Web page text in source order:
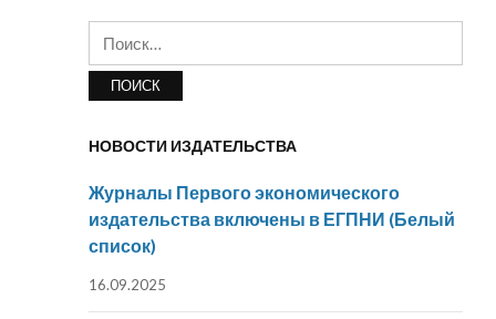
НОВОСТИ ИЗДАТЕЛЬСТВА
Журналы Первого экономического
издательства включены в ЕГПНИ (Белый
список)
16.09.2025